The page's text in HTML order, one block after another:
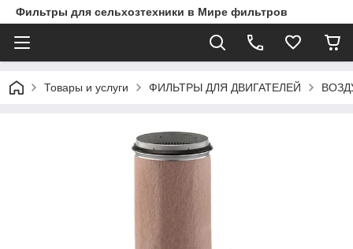
Фильтры для сельхозтехники в Мире фильтров
Товары и услуги ФИЛЬТРЫ ДЛЯ ДВИГАТЕЛЕЙ